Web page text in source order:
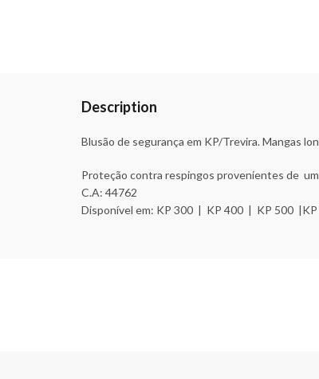
Description
Blusão de segurança em KP/Trevira. Mangas
Proteção contra respingos provenientes de
C.A: 44762
Disponível em: KP 300 | KP 400 | KP 500 |KP